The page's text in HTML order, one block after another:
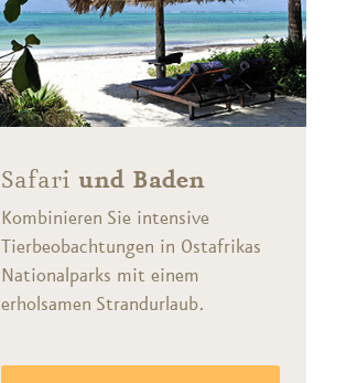
Safari und Baden
Kombinieren Sie intensive
Tierbeobachtungen in Ostafrikas
Nationalparks mit einem
erholsamen Strandurlaub.